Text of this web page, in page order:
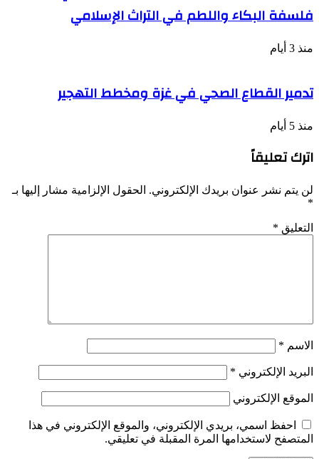
فلسفة البكاء واللطم في التراث الإسلامي
منذ 3 أيام
تدمير القطاع الصحي في غزة ومخطط التهجير
منذ 5 أيام
اترك تعليقاً
لن يتم نشر عنوان بريدك الإلكتروني. الحقول الإلزامية مشار إليها بـ
*
التعليق *
الاسم *
البريد الإلكتروني *
الموقع الإلكتروني
احفظ اسمي، بريدي الإلكتروني، والموقع الإلكتروني في هذا
المتصفح لاستخدامها المرة المقبلة في تعليقي.